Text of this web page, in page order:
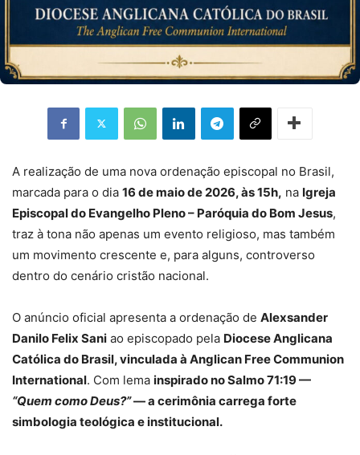
A realização de uma nova ordenação episcopal no Brasil,
marcada para o dia 16 de maio de 2026, às 15h, na Igreja
Episcopal do Evangelho Pleno – Paróquia do Bom Jesus,
traz à tona não apenas um evento religioso, mas também
um movimento crescente e, para alguns, controverso
dentro do cenário cristão nacional.
O anúncio oficial apresenta a ordenação de Alexsander
Danilo Felix Sani ao episcopado pela Diocese Anglicana
Católica do Brasil, vinculada à Anglican Free Communion
International. Com lema inspirado no Salmo 71:19 —
“Quem como Deus?”— a cerimônia carrega forte
simbologia teológica e institucional.